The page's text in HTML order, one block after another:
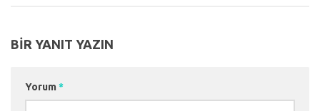
BIR YANIT YAZIN
Yorum *